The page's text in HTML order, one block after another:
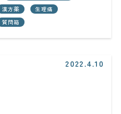
漢方薬
生理痛
質問箱
2022.4.10